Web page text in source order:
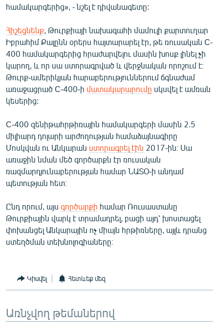
«Ազատության» բոլոր կայքերը
համակարգերից», - նշել է դիվանագետը:
Հիշեցնենք , Թուրքիայի նախագահի մամուլի քարտուղար
Իբրահիմ Քալընն օրերս հայտարարել էր, թե ռուսական C-
400 համակարգերից հրաժարվելու մասին խոսք լինել չի
կարող, և որ սա ստորագրված և վերջնական որոշում է։
Թուրք-ամերիկյան հարաբերություններում ճգնաժամ
առաջացրած C-400-ի մատակարարումը սկսվել է ամռան
կեսերից:
C-400 զենիթահրթիռային համակարգերի մասին 2.5
միլիարդ դոլարի արժողության համաձայնագիրը
Մոսկվան ու Անկարան ստորագրել էին 2017-ին։ Սա
առաջին նման մեծ գործարքն էր ռուսական
ռազմարդյունաբերության համար ՆԱՏՕ-ի անդամ
պետության հետ։
Ընդ որում, այս գործարքի համար Ռուսաստանը
Թուրքիային վարկ է տրամադրել, բացի այդ՝ խոստացել
փոխանցել Անկարային ոչ միայն հրթիռները, այլև դրանց
ստեղծման տեխնոլոգիաները։
Կիսվել Հետևեք մեզ
Առնչվող թեմաներով